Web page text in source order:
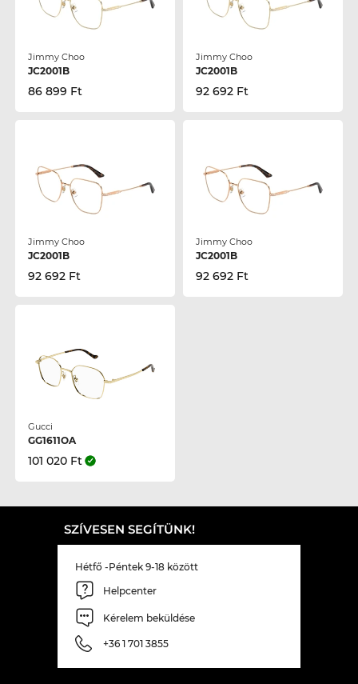
Jimmy Choo
JC2001B
86 899 Ft
Jimmy Choo
JC2001B
92 692 Ft
Jimmy Choo
JC2001B
92 692 Ft
Jimmy Choo
JC2001B
92 692 Ft
Gucci
GG1611OA
101 020 Ft
SZÍVESEN SEGÍTÜNK!
Hétfő -Péntek 9-18 között
Helpcenter
Kérelem beküldése
+36 1 701 3855